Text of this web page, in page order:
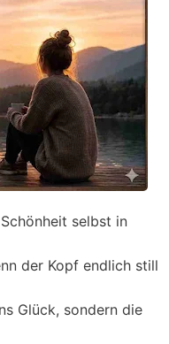
selbst in
der Kopf endlich still
Glück, sondern die